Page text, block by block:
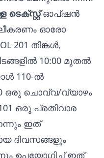
ടെക്സ്റ്റ്ഓപ്ഷൻ
ഓരോ
201 തിങ്കൾ,
10:00 മുതൽ
110-ൽ
ഒരു ചൊവ്വ/വ്യാഴം
ഒരു പ്രതിവാര
ഇത്
ദിവസങ്ങളും
ഉപയോഗിച്ച് ഇത്